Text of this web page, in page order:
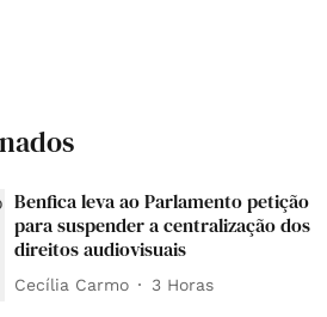
Benfica leva ao Parlamento petição
para suspender a centralização dos
direitos audiovisuais
Cecília Carmo 3 Horas